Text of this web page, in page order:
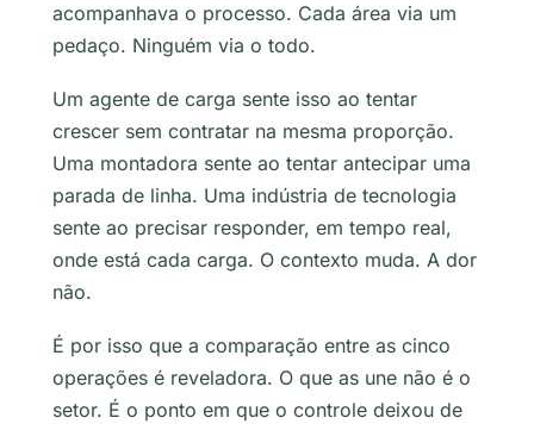
acompanhava o processo. Cada área via um
pedaço. Ninguém via o todo.
Um agente de carga sente isso ao tentar
crescer sem contratar na mesma proporção.
Uma montadora sente ao tentar antecipar uma
parada de linha. Uma indústria de tecnologia
sente ao precisar responder, em tempo real,
onde está cada carga. O contexto muda. A dor
não.
É por isso que a comparação entre as cinco
operações é reveladora. O que as une não é o
setor. É o ponto em que o controle deixou de